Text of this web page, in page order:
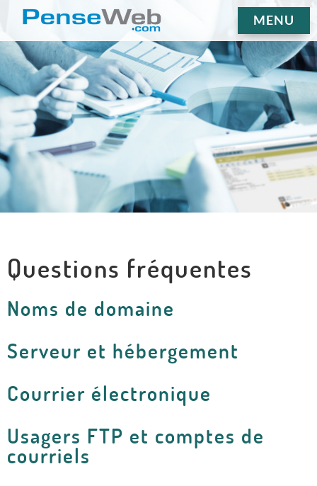
MENU
Questions fréquentes
Noms de domaine
Serveur et hébergement
Courrier électronique
Usagers FTP et comptes de
courriels